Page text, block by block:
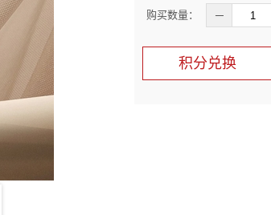
购买数量： ─
积分兑换